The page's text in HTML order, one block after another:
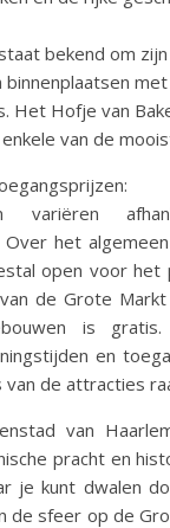
bekend om
Het Hofje van
van de
variëren
Over het
open voor het
de Grote
is gratis.
en
de attracties
van
pracht en
je kunt dwalen
de sfeer op de